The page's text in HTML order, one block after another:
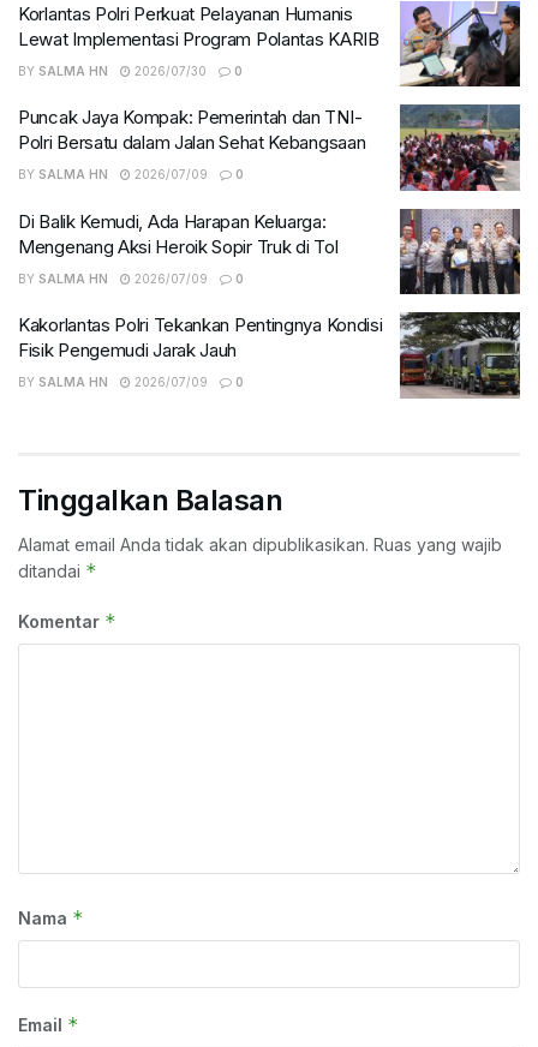
Korlantas Polri Perkuat Pelayanan Humanis
Lewat Implementasi Program Polantas KARIB
BY SALMA HN 2026/07/30 0
Puncak Jaya Kompak: Pemerintah dan TNI-
Polri Bersatu dalam Jalan Sehat Kebangsaan
BY SALMA HN 2026/07/09 0
Di Balik Kemudi, Ada Harapan Keluarga:
Mengenang Aksi Heroik Sopir Truk di Tol
BY SALMA HN 2026/07/09 0
Kakorlantas Polri Tekankan Pentingnya Kondisi
Fisik Pengemudi Jarak Jauh
BY SALMA HN 2026/07/09 0
Tinggalkan Balasan
Alamat email Anda tidak akan dipublikasikan. Ruas yang wajib
ditandai *
Komentar *
Nama *
Email *